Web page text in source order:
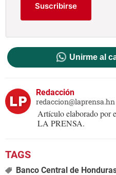
Suscribirse
Unirme al
Redacción
redaccion@laprensa.hn
Artículo elaborado por
LA PRENSA.
Banco Central de